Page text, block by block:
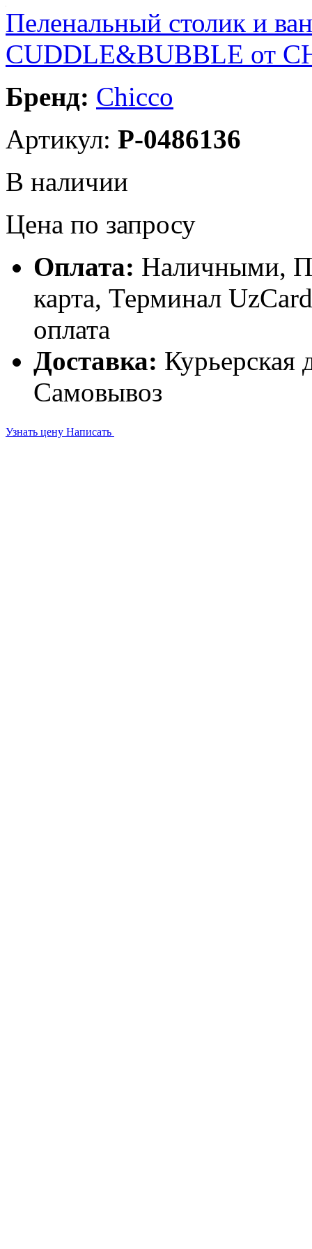
Пеленальный столик и
CUDDLE&BUBBLE от
Бренд: Chicco
Артикул: P-0486136
В наличии
Цена по запросу
Оплата: Наличными,
карта, Терминал
оплата
Доставка: Курьерская
Самовывоз
Узнать цену Написать